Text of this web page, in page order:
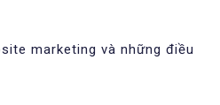
marketing và những điều